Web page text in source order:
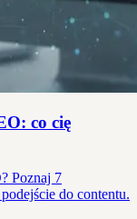
co cię
Poznaj 7
do contentu.